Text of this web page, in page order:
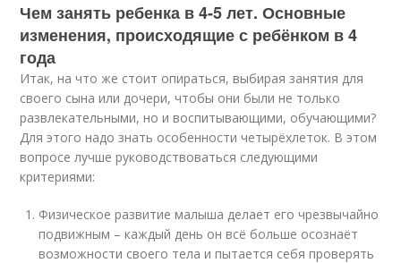
Чем занять ребенка в 4-5 лет. Основные
изменения, происходящие с ребёнком в 4
года
Итак, на что же стоит опираться, выбирая занятия для
своего сына или дочери, чтобы они были не только
развлекательными, но и воспитывающими, обучающими?
Для этого надо знать особенности четырёхлеток. В этом
вопросе лучше руководствоваться следующими
критериями:
Физическое развитие малыша делает его чрезвычайно
подвижным – каждый день он всё больше осознаёт
возможности своего тела и пытается себя проверять